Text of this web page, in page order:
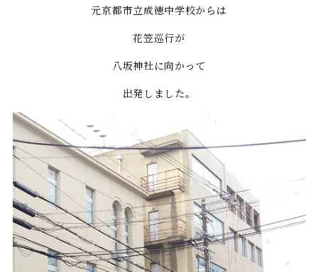
元京都市立成徳中学校からは
花笠巡行が
八坂神社に向かって
出発しました。